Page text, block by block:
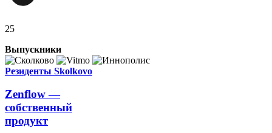
25
Выпускники
Резиденты Skolkovo
Zenflow —
собственный
продукт